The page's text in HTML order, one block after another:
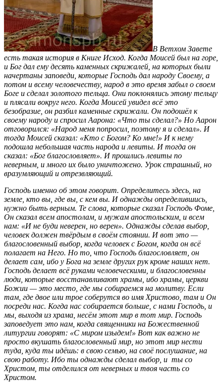
В Ветхом Завете
есть такая история в Книге Исход. Когда Моисей был на горе,
и Бог дал ему десять каменных скрижалей, на которых были
начертаны заповеди, которые Господь дал народу Своему, а
потом и всему человечеству, народ в это время забыл о своем
Боге и сделал золотого тельца. Они поклонялись этому тельцу
и плясали вокруг него. Когда Моисей увидел всё это
безобразие, он разбил каменные скрижали. Он подошёл к
своему народу и спросил Аарона: «Что ты сделал?» Но Аарон
отговорился: «Народ меня попросил, поэтому я и сделал». И
тогда Моисей сказал: «Кто с Богом? Ко мне!» И к нему
подошла небольшая часть народа и левиты. И тогда он
сказал: «Бог благословляет». И прошлись левиты по
неверным, и много их было уничтожено. Урок страшный, но
вразумляющий и отрезвляющий.
Господь именно об этом говорит. Определитесь здесь, на
земле, кто вы, где вы, с кем вы. И однажды определившись,
нужно быть верным. Те слова, которые сказал Господь Фоме,
Он сказал всем апостолам, и мужам апостольским, и всем
нам: «И не буди неверен, но верен». Однажды сделав выбор,
человек должен твёрдым в своём стоянии. И вот это —
благословенный выбор, когда человек с Богом, когда он всё
полагает на Него. Но то, что Господь благословляет, он
делает сам, ибо у Бога на земле других рук кроме наших нет.
Господь делает всё руками человеческими, и благословенны
люди, которые восстанавливают храмы, ибо храмы, церкви
Божии — это место, где мы собираемся на молитву. Если
там, где двое или трое соберутся во имя Христово, там и Он
посреди нас. Когда нас собирается больше, с нами Господь, и
мы, выходя из храма, несём этот мир в тот мир. Господь
заповедует это нам, когда священники на Божественной
литургии говорят: «С миром изыдем!» Вот как важно не
просто вкушать благословенный мир, но этот мир нести
туда, куда ты идёшь: в свою семью, на своё послушание, на
свою работу. Ибо ты однажды сделал выбор, и ты со
Христом, ты отделился от неверных и твоя часть со
Христом.